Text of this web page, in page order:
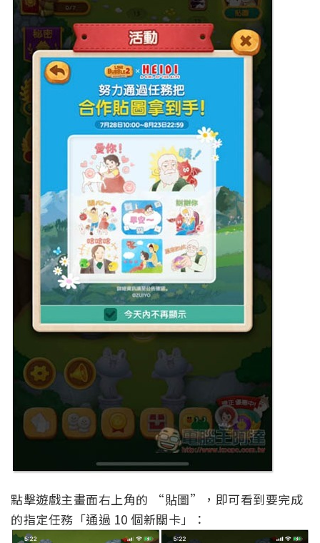
點擊遊戲主畫面右上角的 “貼圖”，即可看到要完成
的指定任務「通過 10 個新關卡」：